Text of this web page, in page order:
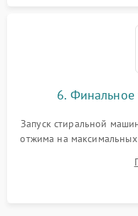
6. Финальное
Запуск стиральной
отжима на
корректности
посторонних